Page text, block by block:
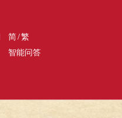
简/繁
智能问答